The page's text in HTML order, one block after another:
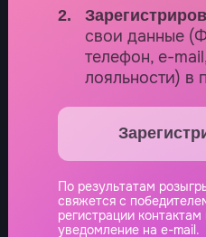
2.
свои данные
телефон, e-
лояльности) в
По результатам
свяжется с
регистрации
уведомление на e-mail.